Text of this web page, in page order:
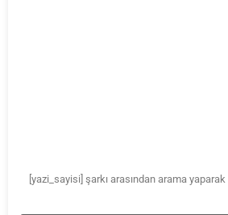
[yazi_sayisi] şarkı arasından arama